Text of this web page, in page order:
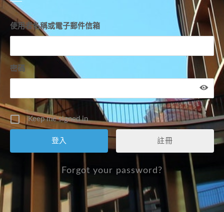
使用者名稱或電子郵件信箱
密碼
Keep me signed in
註冊
Forgot your password?